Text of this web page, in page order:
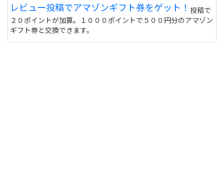
レビュー投稿でアマゾンギフト券をゲット！ 投稿で
２０ポイントが加算。１０００ポイントで５００円分のアマゾン
ギフト券と交換できます。